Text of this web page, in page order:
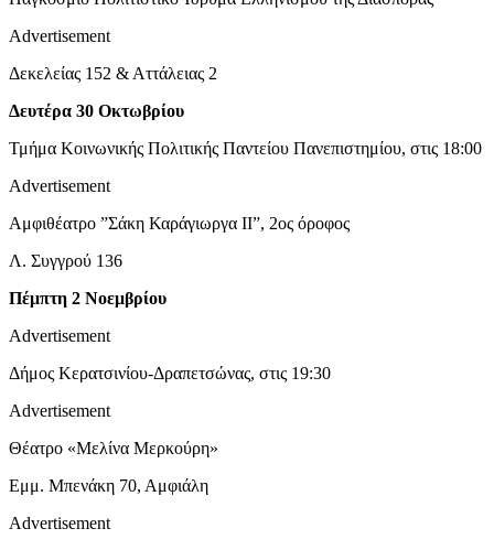
Advertisement
Δεκελείας 152 & Αττάλειας 2
Δευτέρα 30 Οκτωβρίου
Τμήμα Κοινωνικής Πολιτικής Παντείου Πανεπιστημίου, στις 18:00
Advertisement
Αμφιθέατρο ”Σάκη Καράγιωργα II”, 2ος όροφος
Λ. Συγγρού 136
Πέμπτη 2 Νοεμβρίου
Advertisement
Δήμος Κερατσινίου-Δραπετσώνας, στις 19:30
Advertisement
Θέατρο «Μελίνα Μερκούρη»
Εμμ. Μπενάκη 70, Αμφιάλη
Advertisement